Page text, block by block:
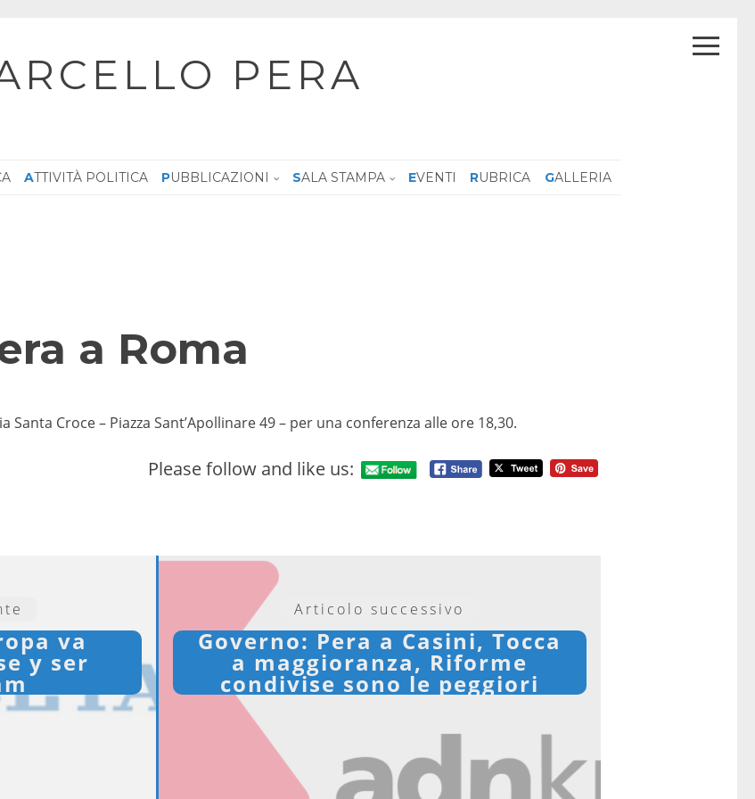
PERA
ATTIVITÀ POLITICA PUBBLICAZIONI SALA STAMPA EVENTI RUBRICA GALLERIA
a Roma
Santa Croce – Piazza Sant’Apollinare 49 – per una conferenza alle ore 18,30.
Please follow and like us:
va
y ser
Articolo successivo
Governo: Pera a Casini, Tocca
a maggioranza, Riforme
condivise sono le peggiori